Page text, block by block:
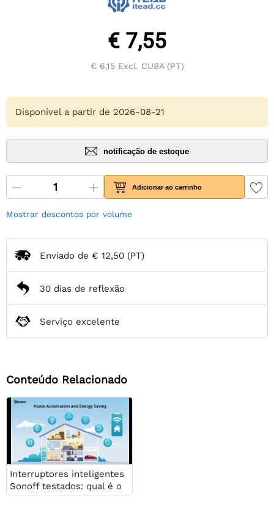
€ 7,55
€ 6,15Excl. CUBA (PT)
Disponível a partir de 2026-08-21
notificação de estoque
Adicionar ao carrinho
Mostrar descontos por volume
Enviado de € 12,50 (PT)
30 dias de reflexão
Serviço excelente
Conteúdo Relacionado
Interruptores inteligentes
Sonoff testados: qual é o
melhor para você?